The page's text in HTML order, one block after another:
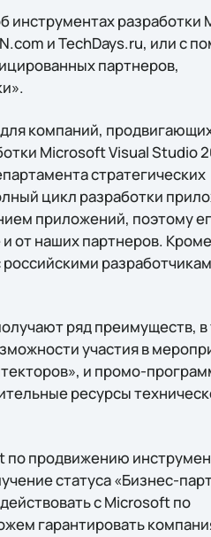
инструментах разработки
и TechDays.ru, или с
партнеров,
компаний,
Microsoft Visual Studio
стратегических
цикл разработки
приложений, поэтому
от наших партнеров.
российскими
ряд преимуществ, в
участия в
и промо-
ресурсы
по продвижению
статуса «Бизнес-
с Microsoft по
гарантировать